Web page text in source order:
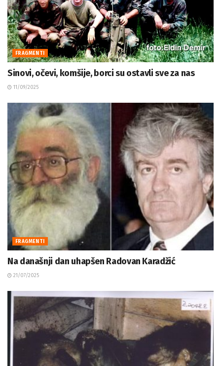
FRAGMENTI
Sinovi, očevi, komšije, borci su ostavli sve za nas
11/09/2025
FRAGMENTI
Na današnji dan uhapšen Radovan Karadžić
21/07/2025